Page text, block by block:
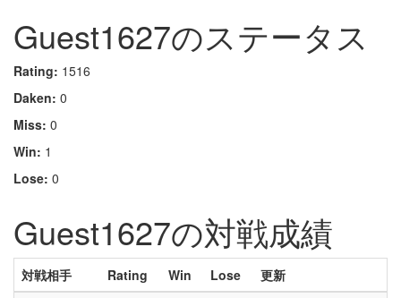
Guest1627のステータス
Rating: 1516
Daken: 0
Miss: 0
Win: 1
Lose: 0
Guest1627の対戦成績
対戦相手 Rating Win Lose
更新